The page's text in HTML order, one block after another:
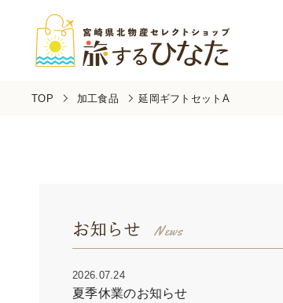
TOP 加工食品 延岡ギフトセットA
お知らせ
2026.07.24
夏季休業のお知らせ